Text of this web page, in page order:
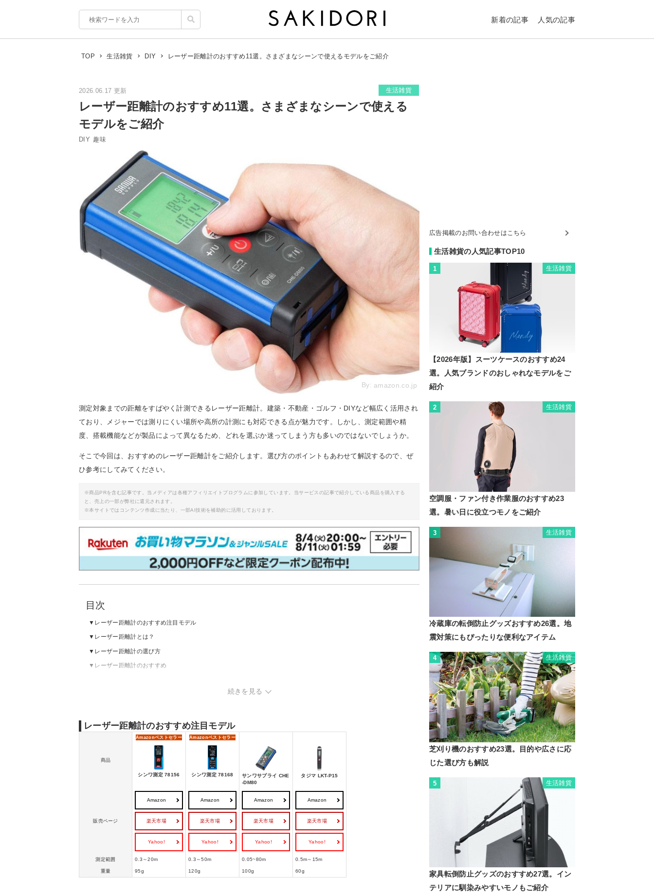
新着の記事 人気の記事
TOP 生活雑貨 DIY レーザー距離計のおすすめ11選。さまざまなシーンで使えるモデルをご紹介
2026.06.17 更新 生活雑貨
レーザー距離計のおすすめ11選。さまざまなシーンで使える
モデルをご紹介
DIY 趣味
By: amazon.co.jp
測定対象までの距離をすばやく計測できるレーザー距離計。建築・不動産・ゴルフ・DIYなど幅広く活用され
ており、メジャーでは測りにくい場所や高所の計測にも対応できる点が魅力です。しかし、測定範囲や精
度、搭載機能などが製品によって異なるため、どれを選ぶか迷ってしまう方も多いのではないでしょうか。
そこで今回は、おすすめのレーザー距離計をご紹介します。選び方のポイントもあわせて解説するので、ぜ
ひ参考にしてみてください。
※商品PRを含む記事です。当メディアは各種アフィリエイトプログラムに参加しています。当サービスの記事で紹介している商品を購入する
と、売上の一部が弊社に還元されます。
※本サイトではコンテンツ作成に当たり、一部AI技術を補助的に活用しております。
目次
レーザー距離計のおすすめ注目モデル
レーザー距離計とは？
レーザー距離計の選び方
レーザー距離計のおすすめ
続きを見る
レーザー距離計のおすすめ注目モデル
商品
Amazonベストセラー
シンワ測定 78156
Amazonベストセラー
シンワ測定 78168
サンワサプライ CHE
-DM80
タジマ LKT-P15
販売ページ
Amazon
楽天市場
Yahoo!
Amazon
楽天市場
Yahoo!
Amazon
楽天市場
Yahoo!
Amazon
楽天市場
Yahoo!
測定範囲 0.3～20m 0.3～50m 0.05~80m 0.5m～15m
重量 95g 120g 100g 60g
広告掲載のお問い合わせはこちら
生活雑貨の人気記事TOP10
1 生活雑貨
【2026年版】スーツケースのおすすめ24
選。人気ブランドのおしゃれなモデルをご
紹介
2 生活雑貨
空調服・ファン付き作業服のおすすめ23
選。暑い日に役立つモノをご紹介
3 生活雑貨
冷蔵庫の転倒防止グッズおすすめ26選。地
震対策にもぴったりな便利なアイテム
4 生活雑貨
芝刈り機のおすすめ23選。目的や広さに応
じた選び方も解説
5 生活雑貨
家具転倒防止グッズのおすすめ27選。イン
テリアに馴染みやすいモノもご紹介